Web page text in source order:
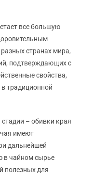
все большую
странах мира,
подтверждающих с
свойства,
традиционной
стадии – обивки края
чая имеют
дальнейшей
в чайном сырье
полезных для